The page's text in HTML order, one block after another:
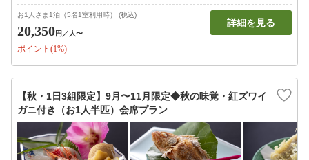
お1人さま1泊（5名1室利用時） (税込)
20,350円 ／人〜
ポイント(1%)
詳細を見る
【秋・1日3組限定】9月〜11月限定◆秋の味覚・紅ズワイ
ガニ付き（お1人半匹）会席プラン